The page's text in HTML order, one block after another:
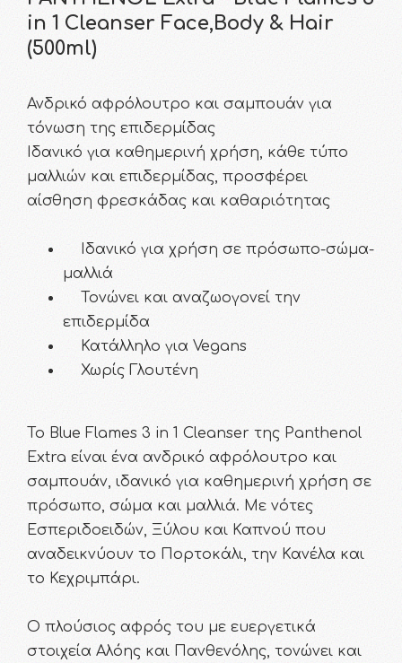
in 1 Cleanser Face,Body & Hair
(500ml)
Ανδρικό αφρόλουτρο και σαμπουάν για
τόνωση της επιδερμίδας
Ιδανικό για καθημερινή χρήση, κάθε τύπο
μαλλιών και επιδερμίδας, προσφέρει
αίσθηση φρεσκάδας και καθαριότητας
Ιδανικό για χρήση σε πρόσωπο-σώμα-
μαλλιά
Τονώνει και αναζωογονεί την
επιδερμίδα
Κατάλληλο για Vegans
Χωρίς Γλουτένη
Το Blue Flames 3 in 1 Cleanser της Panthenol
Extra είναι ένα ανδρικό αφρόλουτρο και
σαμπουάν, ιδανικό για καθημερινή χρήση σε
πρόσωπο, σώμα και μαλλιά. Με νότες
Εσπεριδοειδών, Ξύλου και Καπνού που
αναδεικνύουν το Πορτοκάλι, την Κανέλα και
το Κεχριμπάρι.
Ο πλούσιος αφρός του με ευεργετικά
στοιχεία Αλόης και Πανθενόλης, τονώνει και